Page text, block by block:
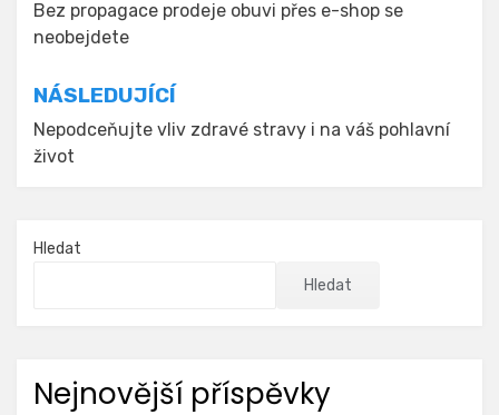
pro
příspěvek
Bez propagace prodeje obuvi přes e-shop se
neobejdete
NÁSLEDUJÍCÍ
Nepodceňujte vliv zdravé stravy i na váš pohlavní
život
Hledat
Hledat
Nejnovější příspěvky